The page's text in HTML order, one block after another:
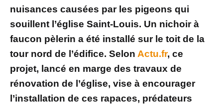
nuisances causées par les pigeons qui
souillent l’église Saint-Louis. Un nichoir à
faucon pèlerin a été installé sur le toit de la
tour nord de l’édifice. Selon Actu.fr, ce
projet, lancé en marge des travaux de
rénovation de l’église, vise à encourager
l’installation de ces rapaces, prédateurs